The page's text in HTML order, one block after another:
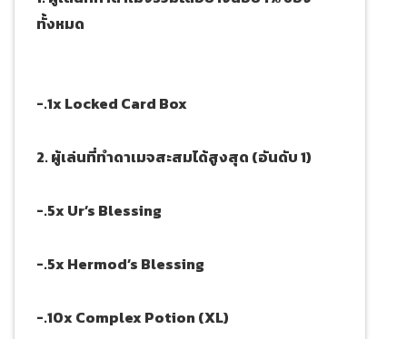
ทั้งหมด
-.1x Locked Card Box
2. ผู้เล่นที่ทำดาเมจสะสมได้สูงสุด (อันดับ 1)
-.5x Ur’s Blessing
-.5x Hermod’s Blessing
-.10x Complex Potion (XL)